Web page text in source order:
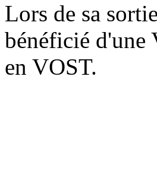
Lors de sa
bénéficié d'une
en VOST.